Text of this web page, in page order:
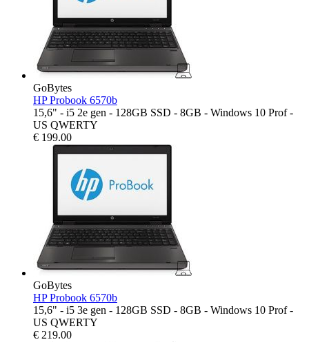
GoBytes
HP Probook 6570b
15,6" - i5 2e gen - 128GB SSD - 8GB - Windows 10 Prof -
US QWERTY
€ 199.00
GoBytes
HP Probook 6570b
15,6" - i5 3e gen - 128GB SSD - 8GB - Windows 10 Prof -
US QWERTY
€ 219.00